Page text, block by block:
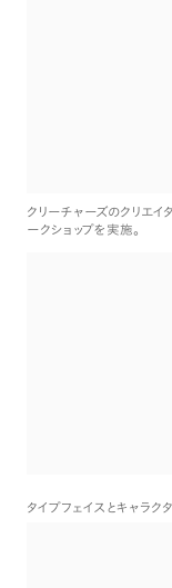
クリーチャーズのクリエ
ークショップを実施。
タイプフェイスとキャラク